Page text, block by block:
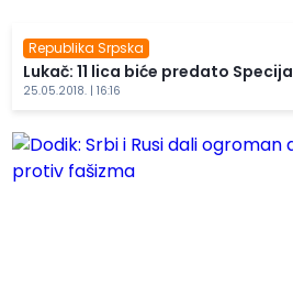
Republika Srpska
Lukač: 11 lica biće predato
25.05.2018. | 16:16